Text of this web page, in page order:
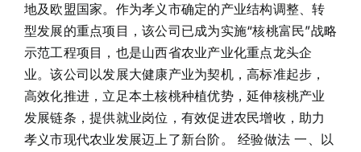
地及欧盟国家。作为孝义市确定的产业结构调整、转
型发展的重点项目，该公司已成为实施“核桃富民”战略
示范工程项目，也是山西省农业产业化重点龙头企
业。该公司以发展大健康产业为契机，高标准起步，
高效化推进，立足本土核桃种植优势，延伸核桃产业
发展链条，提供就业岗位，有效促进农民增收，助力
孝义市现代农业发展迈上了新台阶。 经验做法 一、以